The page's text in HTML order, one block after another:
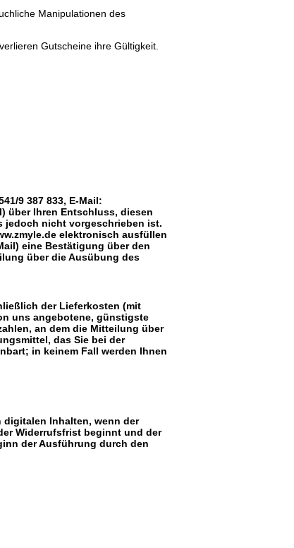
Manipulationen des
Gutscheine ihre Gültigkeit.
9 387 833, E-Mail:
über Ihren Entschluss, diesen
jedoch nicht vorgeschrieben ist.
elektronisch ausfüllen
eine Bestätigung über den
über die Ausübung des
der Lieferkosten (mit
uns angebotene, günstigste
an dem die Mitteilung über
das Sie bei der
in keinem Fall werden Ihnen
digitalen Inhalten, wenn der
Widerrufsfrist beginnt und der
der Ausführung durch den